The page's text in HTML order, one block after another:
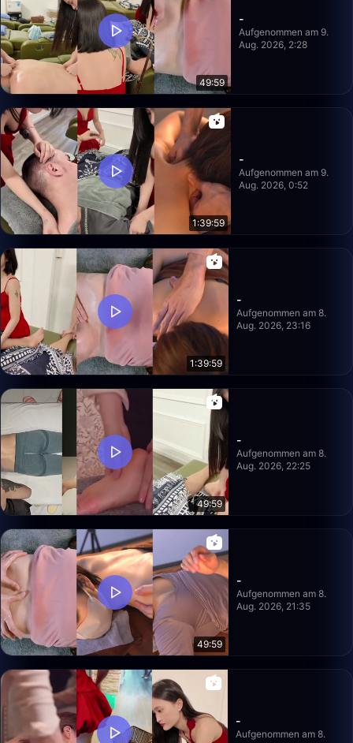
49:59
-
Aufgenommen am 9.
Aug. 2026, 2:28
1:39:59
-
Aufgenommen am 9.
Aug. 2026, 0:52
1:39:59
-
Aufgenommen am 8.
Aug. 2026, 23:16
49:59
-
Aufgenommen am 8.
Aug. 2026, 22:25
49:59
-
Aufgenommen am 8.
Aug. 2026, 21:35
-
Aufgenommen am 8.